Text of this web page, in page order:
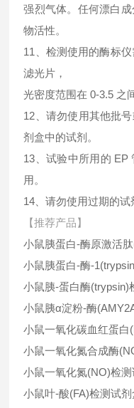
强烈气体。任何漂白
物活性。
11、检测使用的酶标
滤光片，
光密度范围在 0-3.5 之
12、请勿使用其他批
剂盒中的试剂。
13、试验中所用的 EP
用。
14、请勿使用过期的试
【推荐产品】
小鼠胰蛋白-酶原激活
小鼠胰蛋白-酶-
小鼠胰-蛋白酶(trypsin)
小鼠胰α淀粉-酶
小鼠一氧化碳血红蛋白
小鼠一氧化氮合成酶
小鼠一氧化氮(NO)检测
小鼠叶-酸(FA)检测试剂